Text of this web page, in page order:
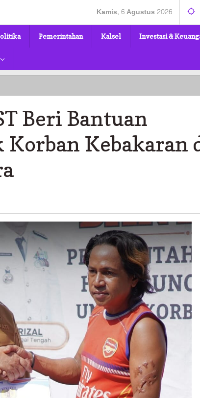
Kamis, 6 Agustus 2026
Pemerintahan Kalsel Investasi &
Beri Bantuan
Kebakaran